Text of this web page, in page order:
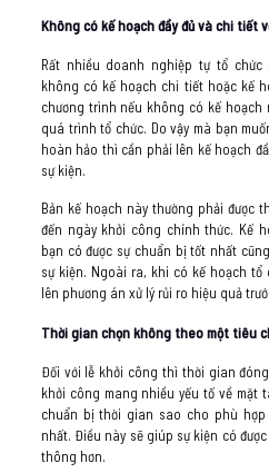
Không có kế hoạch đầy đủ và chi tiết
Rất nhiều doanh nghiệp tự tổ
không có kế hoạch chi tiết hoặc kế
chương trình nếu không có kế
quá trình tổ chức. Do vậy mà bạn
hoàn hảo thì cần phải lên kế hoạch
sự kiện.
Bản kế hoạch này thường phải được
đến ngày khởi công chính thức. Kế
bạn có được sự chuẩn bị tốt nhất
sự kiện. Ngoài ra, khi có kế hoạch
lên phương án xử lý rủi ro hiệu quả
Thời gian chọn không theo một tiêu
Đối với lễ khởi công thì thời gian
khởi công mang nhiều yếu tố về mặt
chuẩn bị thời gian sao cho phù
nhất. Điều này sẽ giúp sự kiện có
thông hơn.